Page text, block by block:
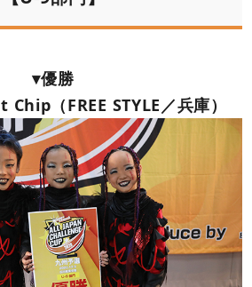
▾優勝
（FREE STYLE／兵庫）